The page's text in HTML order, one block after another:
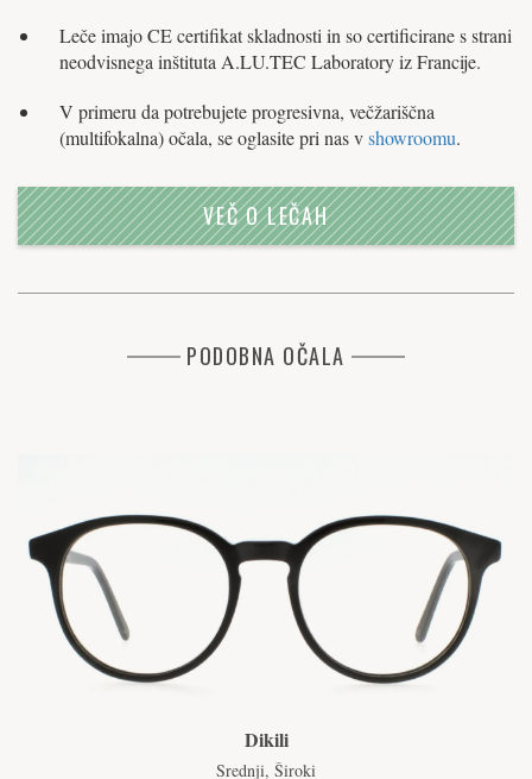
Leče imajo CE certifikat skladnosti in so certificirane s strani
neodvisnega inštituta A.LU.TEC Laboratory iz Francije.
V primeru da potrebujete progresivna, večžariščna
(multifokalna) očala, se oglasite pri nas vshowroomu.
VEČ O LEČAH
PODOBNA OČALA
Dikili
Srednji, Široki